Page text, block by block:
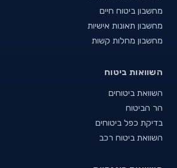
מחשבון ביטוח חיים
מחשבון תאונות אישיות
מחשבון מחלות קשות
השוואות ביטוח
השוואת ביטוחים
הר הביטוח
בדיקת כפל ביטוחים
השוואת ביטוח רכב